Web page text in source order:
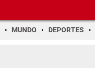
MUNDO DEPORTES